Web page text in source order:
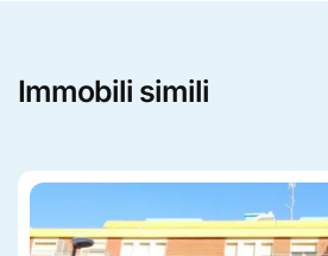
Immobili simili